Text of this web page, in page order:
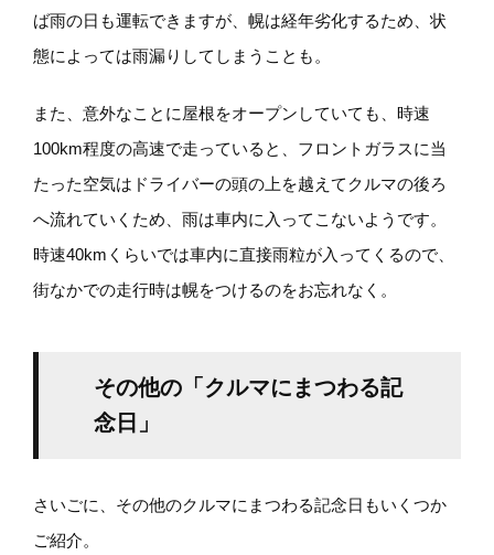
ば雨の日も運転できますが、幌は経年劣化するため、状
態によっては雨漏りしてしまうことも。
また、意外なことに屋根をオープンしていても、時速
100km程度の高速で走っていると、フロントガラスに当
たった空気はドライバーの頭の上を越えてクルマの後ろ
へ流れていくため、雨は車内に入ってこないようです。
時速40kmくらいでは車内に直接雨粒が入ってくるので、
街なかでの走行時は幌をつけるのをお忘れなく。
その他の「クルマにまつわる記
念日」
さいごに、その他のクルマにまつわる記念日もいくつか
ご紹介。